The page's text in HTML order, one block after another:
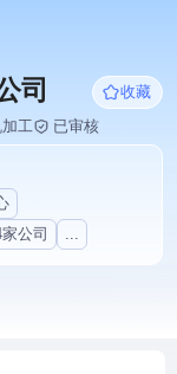
司
收藏
加工
已审核
公司 ...